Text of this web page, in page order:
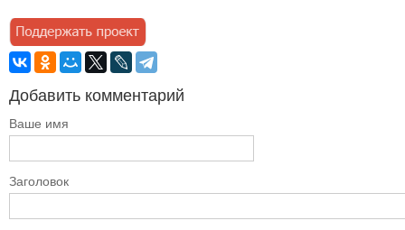
Добавить комментарий
Ваше имя
Заголовок